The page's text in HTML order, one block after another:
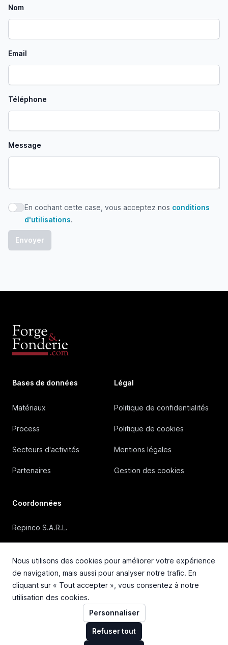
Nous utilisons des cookies pour améliorer votre expérience
de navigation, mais aussi pour analyser notre trafic. En
cliquant sur « Tout accepter », vous consentez à notre
utilisation des cookies.
Personnaliser
Refuser tout
Nom
Email
Téléphone
Message
En cochant cette case, vous acceptez nos conditions
En cochant cette case, vous acceptez nos conditions
d'utilisations.
Bases de données
Matériaux
Process
Secteurs d'activités
Partenaires
Légal
Politique de confidentialités
Politique de cookies
Mentions légales
Gestion des cookies
Coordonnées
Repinco S.A.R.L.
+33 4 72 36 87 87
contact@repinco.com